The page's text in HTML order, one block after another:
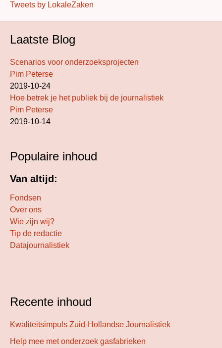
Tweets by LokaleZaken
Laatste Blog
Scenarios voor onderzoeksprojecten
Pim Peterse
2019-10-24
Hoe betrek je het publiek bij de journalistiek
Pim Peterse
2019-10-14
Populaire inhoud
Van altijd:
Fondsen
Over ons
Wie zijn wij?
Tip de redactie
Datajournalistiek
Recente inhoud
Kwaliteitsimpuls Zuid-Hollandse Journalistiek
Help mee met onderzoek gasfabrieken